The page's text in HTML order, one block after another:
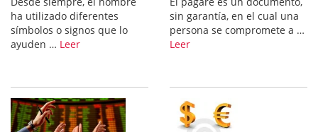
ha utilizado diferentes
símbolos o signos que lo
ayuden … Leer
sin garantía, en el cual una
persona se compromete a …
Leer